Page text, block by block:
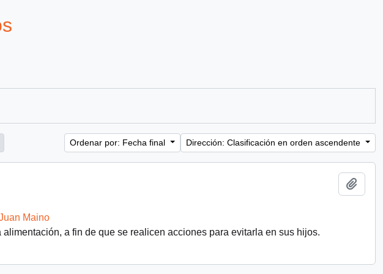
Ordenar por: Fecha final Dirección: Clasificación en orden ascendente
Maino
a fin de que se realicen acciones para evitarla en sus hijos.